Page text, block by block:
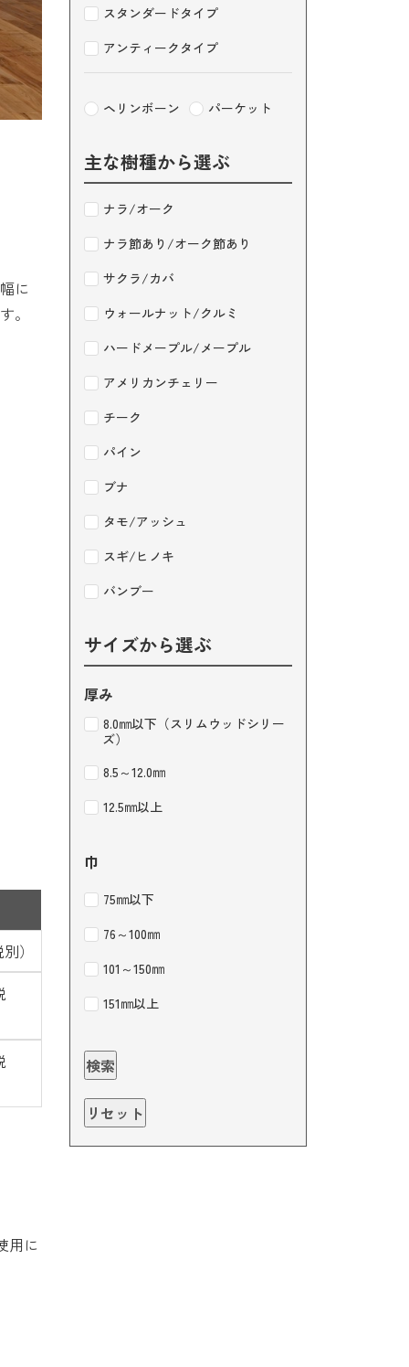
薄型フローリング
ボードこだわりの商品
に
。
）
用に
スタンダードタイプ
アンティークタイプ
ヘリンボーン パーケット
主な樹種から選ぶ
ナラ/オーク
ナラ節あり/オーク節あり
サクラ/カバ
ウォールナット/クルミ
ハードメープル/メープル
アメリカンチェリー
チーク
パイン
ブナ
タモ/アッシュ
スギ/ヒノキ
バンブー
サイズから選ぶ
厚み
8.0㎜以下（スリムウッドシリー
ズ）
8.5～12.0㎜
12.5㎜以上
巾
75㎜以下
76～100㎜
101～150㎜
151㎜以上